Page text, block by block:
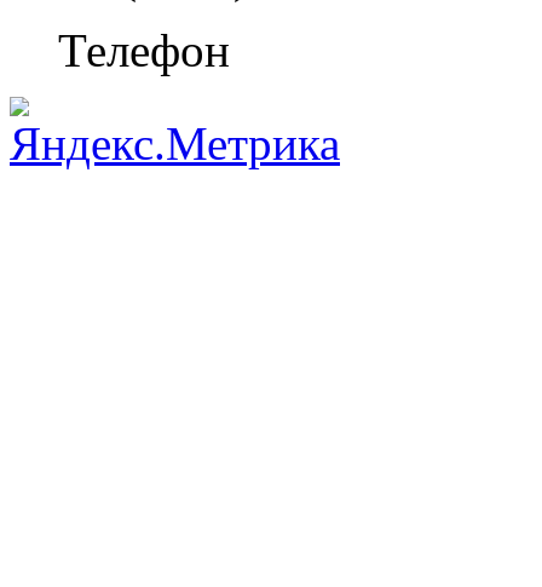
Телефон